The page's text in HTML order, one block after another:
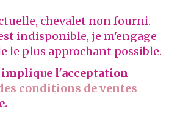
chevalet non fourni.
indisponible, je m'engage
le plus approchant possible.
implique l'acceptation
conditions de ventes